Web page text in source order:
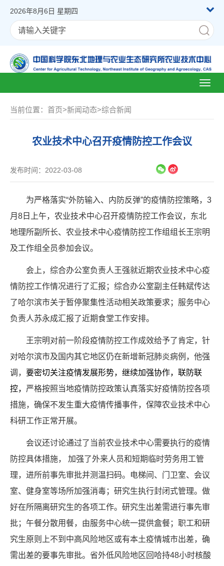
2026年8月6日 星期四
当前位置： 首页>新闻动态>综合新闻
农业技术中心召开疫情防控工作会议
发布时间：2022-03-08
为严格落实“外防输入、内防反弹”的疫情防控策略， 3
月 8 日上午，农业技术中心召开疫情防控工作会议，东北
地理所副所长、农业技术中心疫情防控工作组组长王宗明
及工作组全员参加会议。
会上，综合办公室负责人王强就近期农业技术中心疫
情防控工作情况进行了汇报；综合办公室副主任韩斌传达
了哈尔滨市关于暂停聚集性活动相关政策要求；服务中心
负责人苏永成汇报了近期食堂工作安排。
王宗明对前一阶段疫情防控工作成效给予了肯定，针
对哈尔滨市及国内其它地区仍在新增新冠肺炎病例，他强
调， 要密切关注疫情发展形势，继续加强协作，联防联
控， 严格按照当地疫情防控政策认真落实好疫情防控各项
措施，确保不发生重大疫情传播事件，保障农业技术中心
科研工作正常开展。
会议还讨论通过了当前农业技术中心需要执行的疫情
防控具体措施， 加强了外来人员和短期临时劳务用工管
理，进所前事先审批并测温扫码。电梯间、门卫室、会议
室、健身室等场所加强消毒；研究生执行封闭式管理。做
好在所隔离研究生的各项工作。研究生出差需进行事先审
批；午餐分散用餐，由服务中心统一提供盒餐；职工和研
究生原则上不到中高风险地区或有本土疫情城市出差，确
需出差的要事先审批。省外低风险地区回哈持48小时核酸